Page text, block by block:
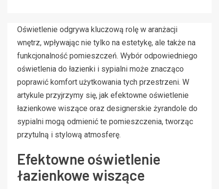
Oświetlenie odgrywa kluczową rolę w aranżacji
wnętrz, wpływając nie tylko na estetykę, ale także na
funkcjonalność pomieszczeń. Wybór odpowiedniego
oświetlenia do łazienki i sypialni może znacząco
poprawić komfort użytkowania tych przestrzeni. W
artykule przyjrzymy się, jak efektowne oświetlenie
łazienkowe wiszące oraz designerskie żyrandole do
sypialni mogą odmienić te pomieszczenia, tworząc
przytulną i stylową atmosferę.
Efektowne oświetlenie
łazienkowe wiszące